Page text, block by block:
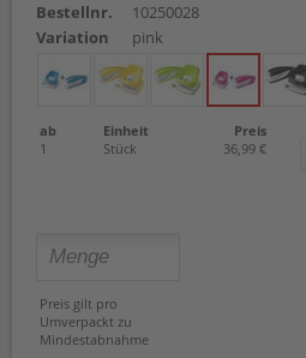
Bestellnr.
10250028
Variation
pink
ab Einheit
Preis
1
Stück 36,99 €
Preis gilt pro
Umverpackt zu
Mindestabnahme